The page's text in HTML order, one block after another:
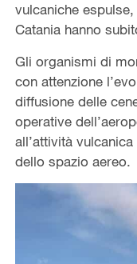
vulcaniche
Catania hanno
Gli organismi di
con attenzione
diffusione delle
operative
all’attività
dello spazio aereo.